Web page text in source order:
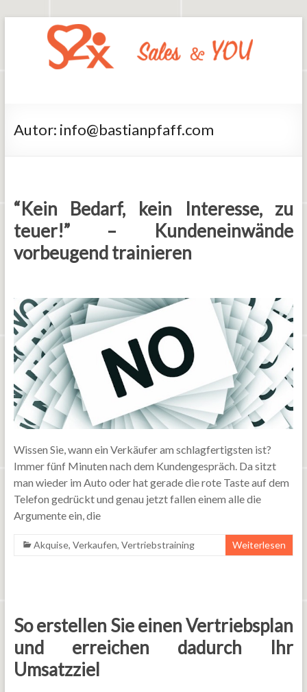
Autor: info@bastianpfaff.com
“Kein Bedarf, kein Interesse, zu
teuer!” – Kundeneinwände
vorbeugend trainieren
Wissen Sie, wann ein Verkäufer am schlagfertigsten ist?
Immer fünf Minuten nach dem Kundengespräch. Da sitzt
man wieder im Auto oder hat gerade die rote Taste auf dem
Telefon gedrückt und genau jetzt fallen einem alle die
Argumente ein, die
Akquise, Verkaufen, Vertriebstraining Weiterlesen
So erstellen Sie einen Vertriebsplan
und erreichen dadurch Ihr
Umsatzziel